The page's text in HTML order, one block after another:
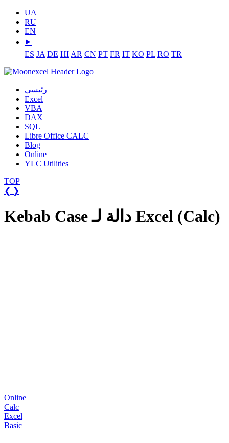
UA
RU
EN
⯈
ES JA DE HI AR CN PT FR IT KO PL RO TR
رئيسي
Excel
VBA
DAX
SQL
Libre Office CALC
Blog
Online
YLC Utilities
TOP
❮ ❯
Kebab Case دالة لـ Excel (Calc)
Online
Calc
Excel
Basic